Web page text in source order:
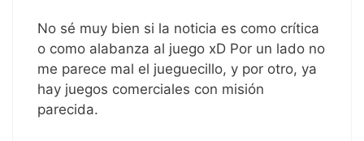
No sé muy bien si la noticia es como crítica
o como alabanza al juego xD Por un lado no
me parece mal el jueguecillo, y por otro, ya
hay juegos comerciales con misión
parecida.